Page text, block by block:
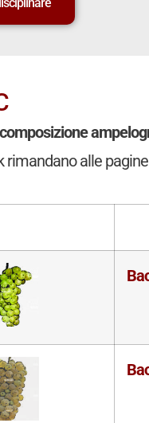
composizione
rimandano alle